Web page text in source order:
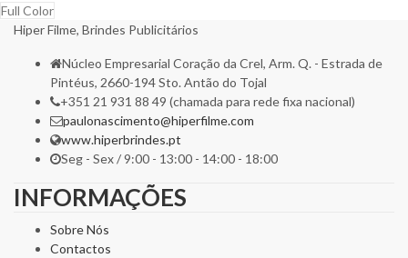
Full Color
Hiper Filme, Brindes Publicitários
Núcleo Empresarial Coração da Crel, Arm. Q. - Estrada de
Pintéus, 2660-194 Sto. Antão do Tojal
+351 21 931 88 49 (chamada para rede fixa nacional)
paulonascimento@hiperfilme.com
www.hiperbrindes.pt
Seg - Sex / 9:00 - 13:00 - 14:00 - 18:00
INFORMAÇÕES
Sobre Nós
Contactos